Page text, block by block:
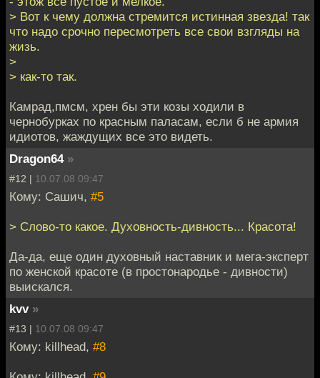
> Вот к чему должна стремится истинная звезда! так
что надо срочно пересмотреть все свои взгляды на
жизь.
>
> как-то так.
Камрад,пмсм, хрен бы эти козы ходили в
чернобурках по красным паласам, если б не армия
идиотов, жаждущих все это видеть.
Dragon64 »
#12 | 10.07.08 09:47
Кому: Сашич, #5
> Слово-то какое. Духовность-дивность... Красота!
Да-да, еще один духовный наставник и мега-эксперт
по женской красоте (в простонародье - дивности)
выискался.
kvv »
#13 | 10.07.08 09:47
Кому: killhead, #8